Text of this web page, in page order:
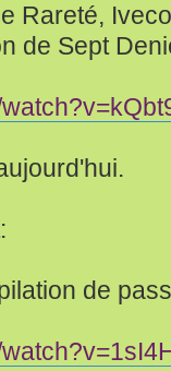
Rareté,
de Sept
de